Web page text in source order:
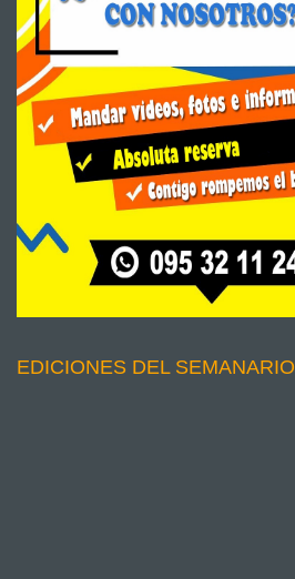
EDICIONES DEL SEMANARIO